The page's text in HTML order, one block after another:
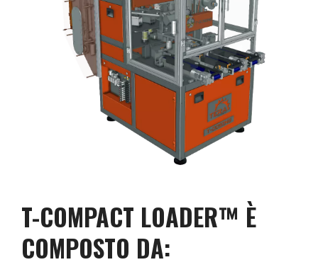
T-COMPACT LOADER™ È
COMPOSTO DA: